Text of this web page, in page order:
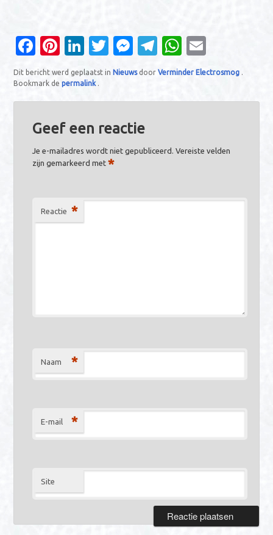
Fa
c
e
b
o
k
Pi
nt
er
es
t
Li
n
k
e
dI
T
w
te
r
M
es
n
g
er
T
el
gr
m
W
h
s
p
m
Dit bericht werd geplaatst in NieuwsdoorVerminder Electrosmog
Bookmark depermalink
Geef een reactie
Je e-mailadres wordt niet gepubliceerd. Vereiste velden
zijn gemarkeerd met *
Reactie *
Naam *
E-mail *
Site